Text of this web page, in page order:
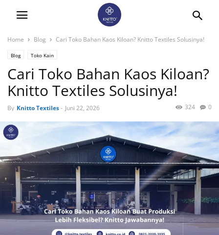
Home Blog Cari Toko Bahan Kaos Kiloan? Knitto Textiles Solusinya!
Blog Toko Kain
Cari Toko Bahan Kaos Kiloan?
Knitto Textiles Solusinya!
By Knitto Textiles- Juni 22, 2026 0
324